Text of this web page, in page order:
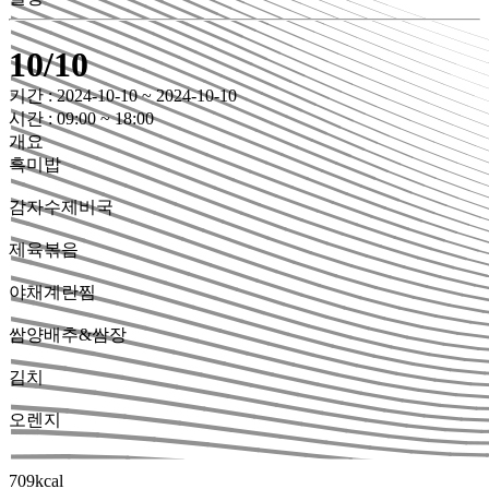
10/10
기간 : 2024-10-10 ~ 2024-10-10
시간 : 09:00 ~ 18:00
개요
흑미밥
감자수제비국
제육볶음
야채계란찜
쌈양배추&쌈장
김치
오렌지
709kcal